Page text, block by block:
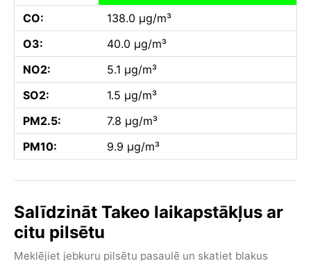
CO:
138.0 µg/m³
O3:
40.0 µg/m³
NO2:
5.1 µg/m³
SO2:
1.5 µg/m³
PM2.5:
7.8 µg/m³
PM10:
9.9 µg/m³
Salīdzināt Takeo laikapstākļus ar
citu pilsētu
Meklējiet jebkuru pilsētu pasaulē un skatiet blakus